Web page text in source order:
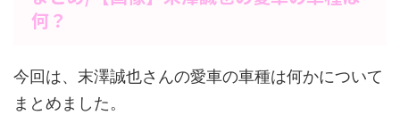
何？
今回は、末澤誠也さんの愛車の車種は何かについて
まとめました。